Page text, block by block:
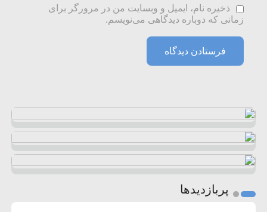
ذخیره نام، ایمیل و وبسایت من در مرورگر برای
زمانی که دوباره دیدگاهی می‌نویسم.
پربازدیدها